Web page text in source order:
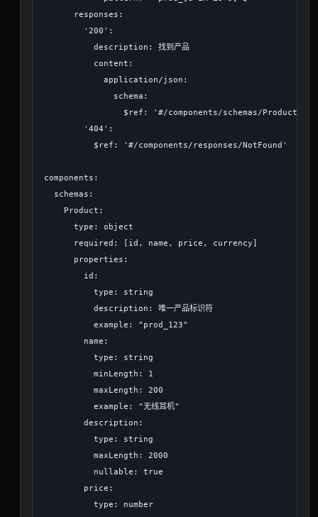
      responses:
        '200':
          description: 找到产品
          content:
            application/json:
              schema:
                $ref: '#/components/schemas/Product'
        '404':
          $ref: '#/components/responses/NotFound'
components:
  schemas:
    Product:
      type: object
      required: [id, name, price, currency]
      properties:
        id:
          type: string
          description: 唯一产品标识符
          example: "prod_123"
        name:
          type: string
          minLength: 1
          maxLength: 200
          example: "无线耳机"
        description:
          type: string
          maxLength: 2000
          nullable: true
        price:
          type: number